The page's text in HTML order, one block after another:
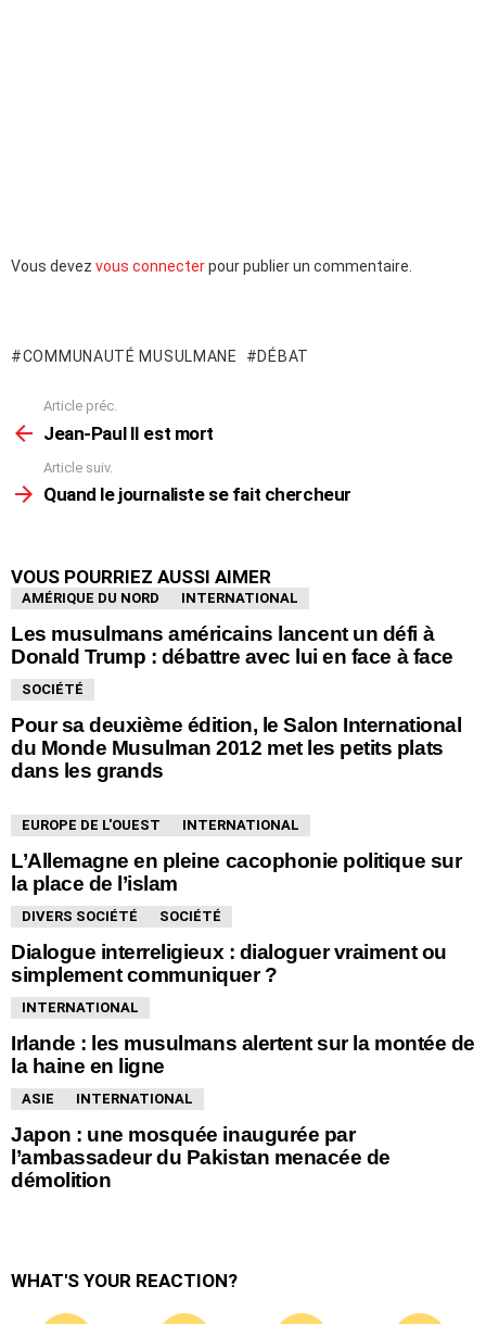
Laisser
Vous devez vous connecterpour publier un commentaire.
COMMUNAUTÉ MUSULMANE DÉBAT
voir
Article préc.
Jean-Paul II est mort
Article suiv.
Quand le journaliste se fait chercheur
VOUS POURRIEZ AUSSI AIMER
AMÉRIQUE DU NORD INTERNATIONAL
Les musulmans américains lancent un défi à
Donald Trump : débattre avec lui en face à face
SOCIÉTÉ
Pour sa deuxième édition, le Salon International
du Monde Musulman 2012 met les petits plats
dans les grands
EUROPE DE L'OUEST INTERNATIONAL
L’Allemagne en pleine cacophonie politique sur
la place de l’islam
DIVERS SOCIÉTÉ SOCIÉTÉ
Dialogue interreligieux : dialoguer vraiment ou
simplement communiquer ?
INTERNATIONAL
Irlande : les musulmans alertent sur la montée de
la haine en ligne
ASIE INTERNATIONAL
Japon : une mosquée inaugurée par
l’ambassadeur du Pakistan menacée de
démolition
WHAT'S YOUR REACTION?